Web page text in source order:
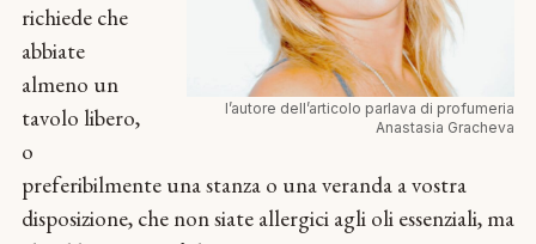
l’autore dell’articolo parlava di profumeria
Anastasia Gracheva
richiede che
abbiate
almeno un
tavolo libero,
o
preferibilmente una stanza o una veranda a vostra
disposizione, che non siate allergici agli oli essenziali, ma